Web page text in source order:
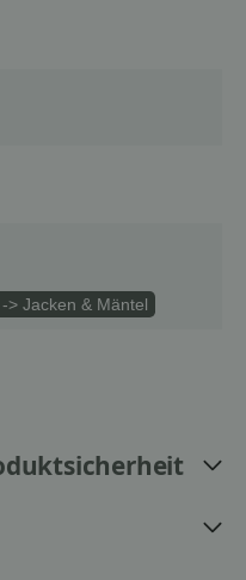
> Jacken & Mäntel